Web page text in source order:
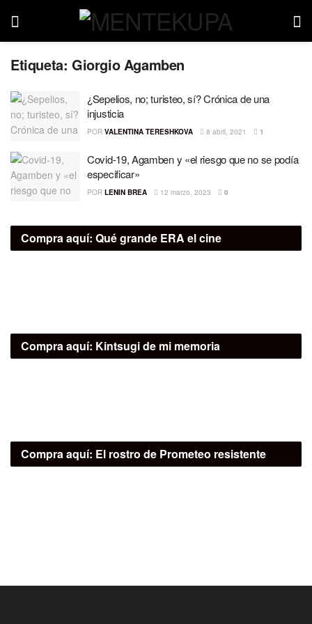
Etiqueta: Giorgio Agamben
¿Sepelios, no; turisteo, sí? Crónica de una
injusticia
POR VALENTINA TERESHKOVA 8 abril, 2021 1
Covid-19, Agamben y «el riesgo que no se podía
especificar»
POR LENIN BREA 12 marzo, 2023 0
Compra aquí: Qué grande ERA el cine
Compra aquí: Kintsugi de mi memoria
Compra aquí: El rostro de Prometeo resistente